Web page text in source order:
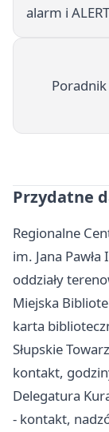
alarm i
Przydatne
Regionalne
im. Jana
oddziały
Miejska
karta
Słupskie
kontakt,
Delegatura
- kontakt,